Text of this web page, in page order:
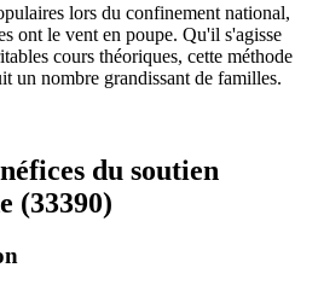
lors du confinement national,
ont le vent en poupe. Qu'il s'agisse
cours théoriques, cette méthode
un nombre grandissant de familles.
du soutien
(33390)